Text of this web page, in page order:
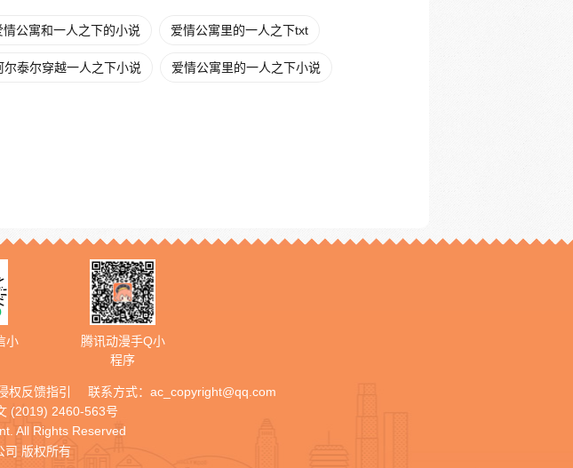
情公寓和一人之下的小说 爱情公寓里的一人之下txt
尔泰尔穿越一人之下小说 爱情公寓里的一人之下小说
小
腾讯动漫手Q小
程序
权反馈指引 联系方式： ac_copyright@qq.com
(2019) 2460-563号
All Rights Reserved
司 版权所有